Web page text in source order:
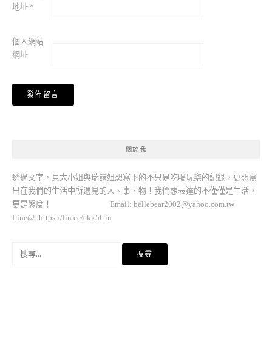
地址 *
個人網站
網址
關於我
透過文字，貝大小姐與瑞餚姐想寫下的不只是吃喝玩樂的紀錄，更想寫
出在我們的生活中所遇見的人、事、物！我們想表達的不僅僅是生活，
更是態度！ Email: bellebear2002@yahoo.com.tw
Line@: https://lin.ee/ekk5Ciu